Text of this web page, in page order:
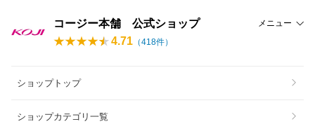
コージー本舗 公式ショップ メニュー
4.71 （418件）
ショップトップ
ショップカテゴリ一覧